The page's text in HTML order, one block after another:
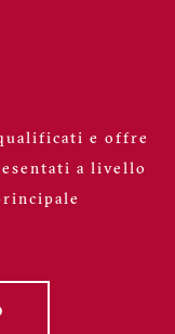
e offre
a livello